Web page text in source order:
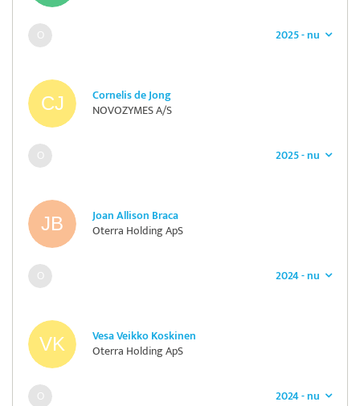
2025 - nu
Cornelis de Jong
NOVOZYMES A/S
2025 - nu
Joan Allison Braca
Oterra Holding ApS
2024 - nu
Vesa Veikko Koskinen
Oterra Holding ApS
2024 - nu